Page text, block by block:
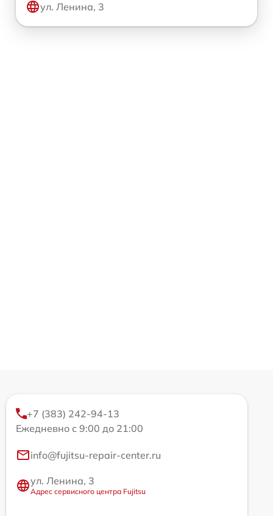
ул. Ленина, 3
+7 (383) 242-94-13
Ежедневно с 9:00 до 21:00
info@fujitsu-repair-center.ru
ул. Ленина, 3
Адрес сервисного центра Fujitsu